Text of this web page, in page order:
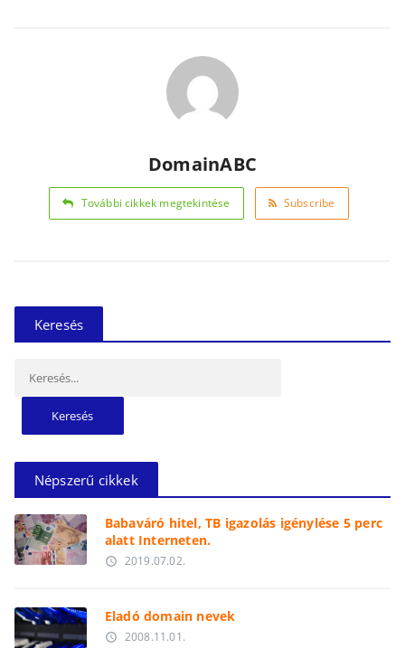
DomainABC
További cikkek megtekintése Subscribe
Keresés
Népszerű cikkek
Babaváró hitel, TB igazolás igénylése 5 perc
alatt Interneten.
access_time 2019.07.02.
Eladó domain nevek
access_time 2008.11.01.